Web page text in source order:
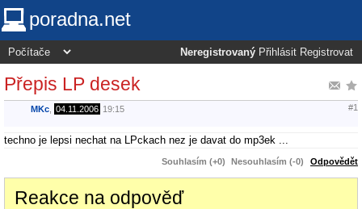
poradna.net
Neregistrovaný Přihlásit Registrovat
Přepis LP desek
MKc 04.11.2006 19:15 #1
techno je lepsi nechat na LPckach nez je davat do mp3ek ...
Souhlasím (+0) Nesouhlasím (-0) Odpovědět
Reakce na odpověď